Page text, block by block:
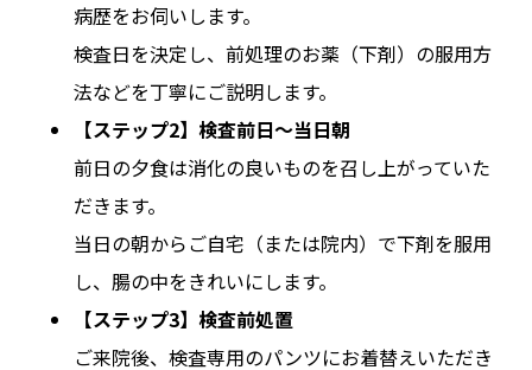
病歴をお伺いします。
検査日を決定し、前処理のお薬（下剤）の服用方
法などを丁寧にご説明します。
【ステップ2】検査前日〜当日朝
前日の夕食は消化の良いものを召し上がっていた
だきます。
当日の朝からご自宅（または院内）で下剤を服用
し、腸の中をきれいにします。
【ステップ3】検査前処置
ご来院後、検査専用のパンツにお着替えいただき